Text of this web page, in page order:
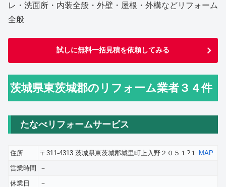
レ・洗面所・内装全般・外壁・屋根・外構などリフォーム
全般
試しに無料一括見積を依頼してみる
茨城県東茨城郡のリフォーム業者３４件
たなべリフォームサービス
住所 〒311-4313 茨城県東茨城郡城里町上入野２０５１?１
MAP
営業時間
－
休業日
－